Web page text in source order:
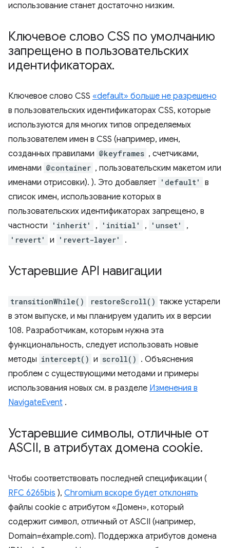
использование станет достаточно низким.
Ключевое слово CSS по умолчанию
запрещено в пользовательских
идентификаторах.
Ключевое слово CSS «default» больше не разрешено
в пользовательских идентификаторах CSS, которые
используются для многих типов определяемых
пользователем имен в CSS (например, имен,
созданных правилами @keyframes , счетчиками,
именами @container , пользовательским макетом или
именами отрисовки). ). Это добавляет 'default'
в
список имен, использование которых в
пользовательских идентификаторах запрещено, в
частности
'inherit' , 'initial' , 'unset' ,
'revert' и 'revert-layer' .
Устаревшие API навигации
transitionWhile() restoreScroll() также устарели
в этом выпуске, и мы планируем удалить их в версии
108. Разработчикам, которым нужна эта
функциональность, следует использовать новые
методы intercept() и scroll() . Объяснения
проблем с существующими методами и примеры
использования новых см. в разделе Изменения в
NavigateEvent .
Устаревшие символы, отличные от
ASCII, в атрибутах домена cookie.
Чтобы соответствовать последней спецификации (
RFC 6265bis ), Chromium вскоре будет отклонять
файлы cookie с атрибутом «Домен», который
содержит символ, отличный от ASCII (например,
Domain=éxample.com). Поддержка атрибутов домена